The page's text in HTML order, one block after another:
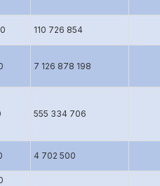
110 726 854
7 126 878 198
555 334 706
4 702 500